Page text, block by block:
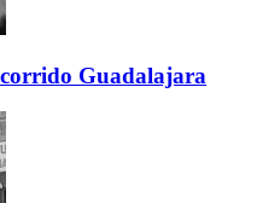
Guadalajara